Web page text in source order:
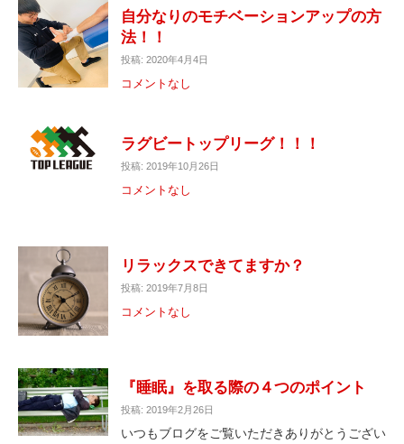
自分なりのモチベーションアップの方
法！！
投稿: 2020年4月4日
コメントなし
ラグビートップリーグ！！！
投稿: 2019年10月26日
コメントなし
リラックスできてますか？
投稿: 2019年7月8日
コメントなし
『睡眠』を取る際の４つのポイント
投稿: 2019年2月26日
いつもブログをご覧いただきありがとうござい